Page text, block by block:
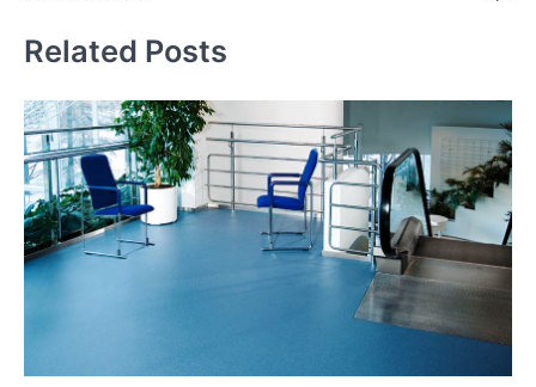
Related Posts